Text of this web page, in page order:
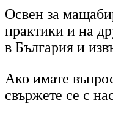
Освен за
практики и на
в България и
Ако имате
свържете се с